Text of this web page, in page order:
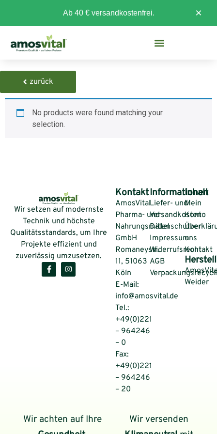
Ab 40 € versandkostenfrei. ×
zurück
No products were found matching your
selection.
Wir setzen auf modernste
Technik und höchste
Qualitätsstandards, um Ihre
Projekte effizient und
zuverlässig umzusetzen.
Kontakt
AmosVital
Pharma- und
Nahrungsmittel
GmbH
Romaneystr.
11, 51063
Köln
E-Mail:
info@amosvital.de
Tel.:
+49(0)221
– 964246
– 0
Fax:
+49(0)221
– 964246
– 20
Informationen
Liefer- und
Versandkosten
Impressum
Widerrufsrecht
AGB
Inhalt
Mein
Konto
Über
uns
Kontakt
Weider
Wir achten auf Ihre
Wir versenden